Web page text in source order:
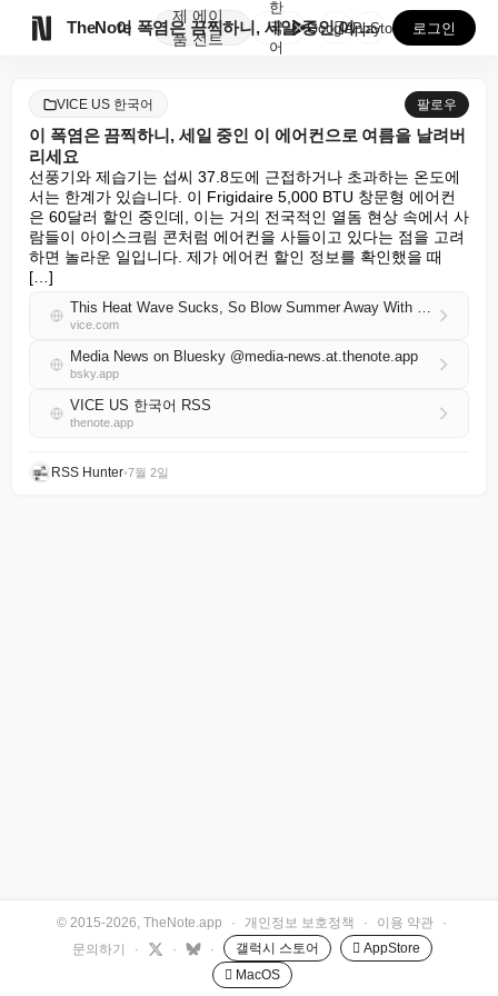
TheNote
제
품
에이
전트
이 폭염은 끔찍하니, 세일 중인 이 에어컨으로 여름을 ...
한
국
어
GooglePlay
AppStore 로그인
VICE US 한국어 팔로우
이 폭염은 끔찍하니, 세일 중인 이 에어컨으로 여름을 날려버
리세요
선풍기와 제습기는 섭씨 37.8도에 근접하거나 초과하는 온도에
서는 한계가 있습니다. 이 Frigidaire 5,000 BTU 창문형 에어컨
은 60달러 할인 중인데, 이는 거의 전국적인 열돔 현상 속에서 사
람들이 아이스크림 콘처럼 에어컨을 사들이고 있다는 점을 고려
하면 놀라운 일입니다. 제가 에어컨 할인 정보를 확인했을 때
[…]
This Heat Wave Sucks, So Blow Summer Away With These Air Conditioners On Sale
vice.com
Media News on Bluesky @media-news.at.thenote.app
bsky.app
VICE US 한국어 RSS
thenote.app
RSS Hunter•7월 2일
© 2015-2026, TheNote.app · 개인정보 보호정책 · 이용 약관
·
문의하기
· · · 갤럭시 스토어
 AppStore
 MacOS